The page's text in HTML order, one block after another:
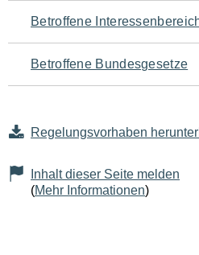
Betroffene
Betroffene Bundesgesetze
Regelungsvorhaben
Inhalt dieser Seite melden
(Mehr Informationen)